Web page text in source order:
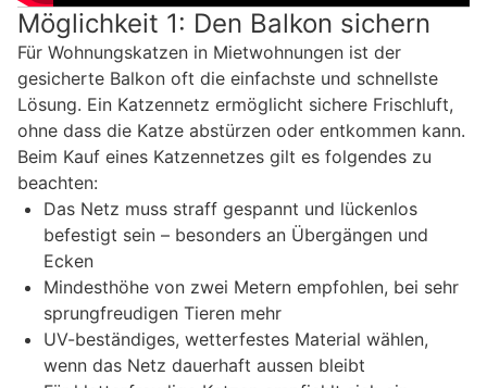
Möglichkeit 1: Den Balkon sichern
Für Wohnungskatzen in Mietwohnungen ist der
gesicherte Balkon oft die einfachste und schnellste
Lösung. Ein Katzennetz ermöglicht sichere Frischluft,
ohne dass die Katze abstürzen oder entkommen kann.
Beim Kauf eines Katzennetzes gilt es folgendes zu
beachten:
Das Netz muss straff gespannt und lückenlos
befestigt sein – besonders an Übergängen und
Ecken
Mindesthöhe von zwei Metern empfohlen, bei sehr
sprungfreudigen Tieren mehr
UV-beständiges, wetterfestes Material wählen,
wenn das Netz dauerhaft aussen bleibt